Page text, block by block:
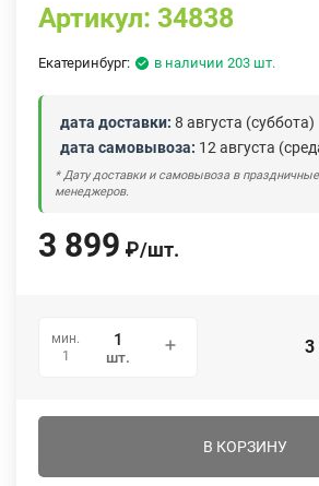
Артикул: 34838
Екатеринбург: в наличии 203 шт.
дата доставки: 8 августа (суббота)
дата самовывоза: 12 августа
* Дату доставки и самовывоза в праздничные
менеджеров.
3 899 ₽/шт.
мин.
1
шт. 3
В КОРЗИНУ